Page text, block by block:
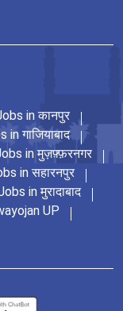
in कानपुर
in गाजियाबाद
in मुज़फ़्फ़रनगर
in सहारनपुर
in मुरादाबाद
UP